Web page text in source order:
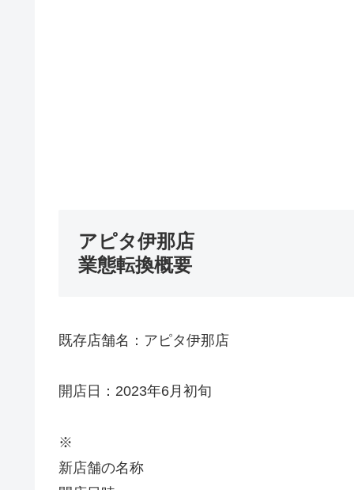
アピタ伊那店
業態転換概要
既存店舗名：アピタ伊那店
開店日：2023年6月初旬
※
新店舗の名称